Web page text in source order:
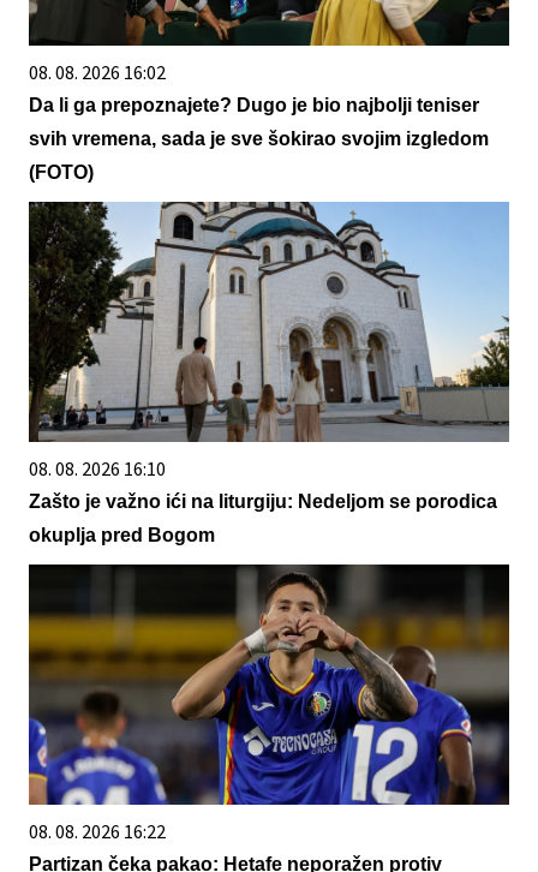
08. 08. 2026 16:02
Da li ga prepoznajete? Dugo je bio najbolji teniser
svih vremena, sada je sve šokirao svojim izgledom
(FOTO)
08. 08. 2026 16:10
Zašto je važno ići na liturgiju: Nedeljom se porodica
okuplja pred Bogom
08. 08. 2026 16:22
Partizan čeka pakao: Hetafe neporažen protiv